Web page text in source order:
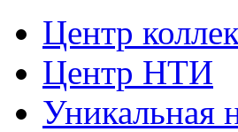
Центр
Центр НТИ
Уникальная